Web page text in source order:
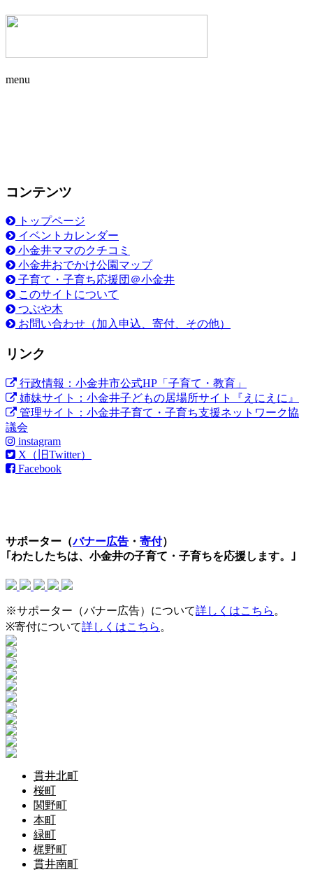
menu
コンテンツ
トップページ
イベントカレンダー
小金井ママのクチコミ
小金井おでかけ公園マップ
子育て・子育ち応援団＠小金井
このサイトについて
つぶや木
お問い合わせ（加入申込、寄付、その他）
リンク
行政情報：小金井市公式HP「子育て・教育」
姉妹サイト：小金井子どもの居場所サイト『えにえに』
管理サイト：小金井子育て・子育ち支援ネットワーク協
議会
instagram
X（旧Twitter）
Facebook
サポーター（バナー広告 ・ 寄付）
｢わたしたちは、小金井の子育て・子育ちを応援します。｣
※サポーター（バナー広告）について詳しくはこちら 。
※寄付について詳しくはこちら 。
貫井北町
桜町
関野町
本町
緑町
梶野町
貫井南町